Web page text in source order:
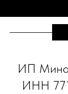
ИП
ИНН